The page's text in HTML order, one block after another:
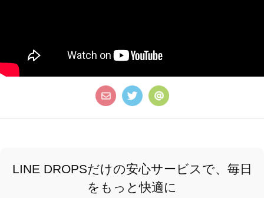
LINE DROPSだけの安心サービスで、毎日
をもっと快適に